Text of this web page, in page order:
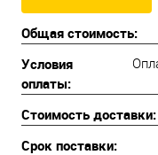
Общая стоимость:
Условия
оплаты:
Стоимость доставки:
Срок поставки: